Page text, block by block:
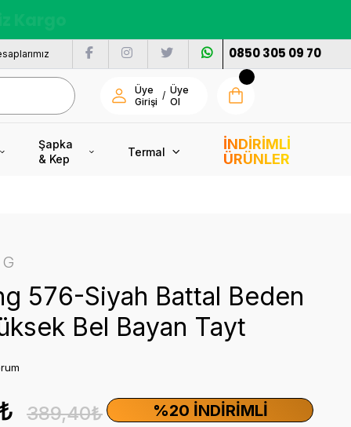
0850 305 09 70
Üye
Girişi
/ Üye
Ol
Şapka
& Kep
Termal
İNDİRİMLİ
ÜRÜNLER
576-Siyah Battal Beden
Bel Bayan Tayt
%20 İNDIRIMLI
389,40₺